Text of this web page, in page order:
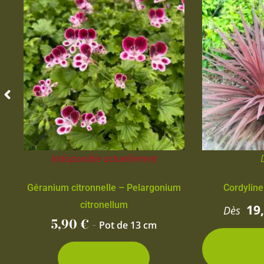
Indisponible actuellement
Géranium citronnelle – Pelargonium
citronellum
5,90€ - Pot de 13 cm
Dès